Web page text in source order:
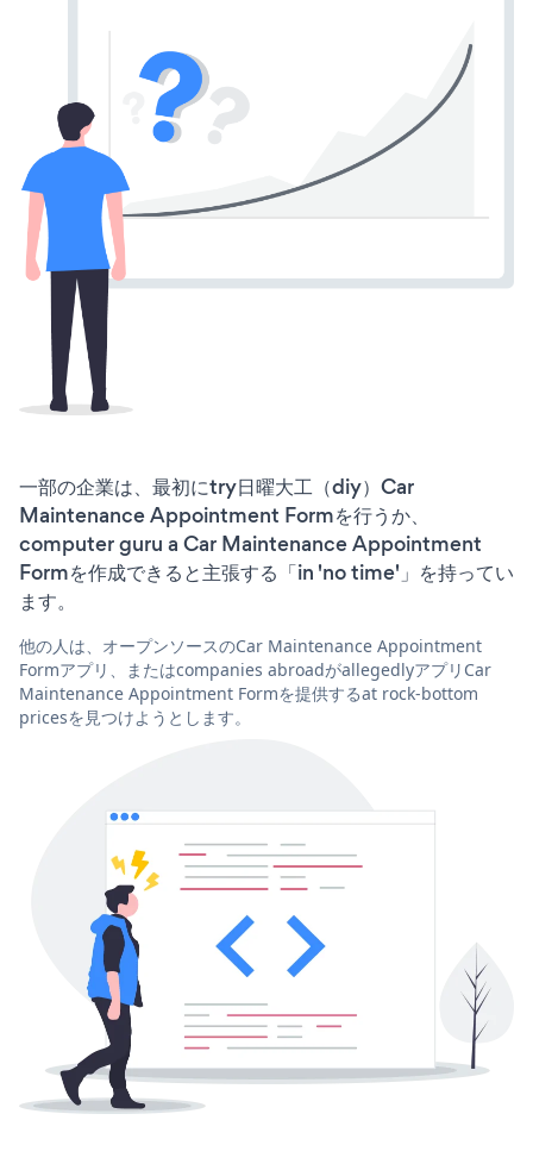
一部の企業は、最初にtry日曜大工（diy）Car
Maintenance Appointment Formを行うか、
computer guru a Car Maintenance Appointment
Formを作成できると主張する「in 'no time'」を持ってい
ます。
他の人は、オープンソースのCar Maintenance Appointment
Formアプリ、またはcompanies abroadがallegedlyアプリCar
Maintenance Appointment Formを提供するat rock-bottom
pricesを見つけようとします。